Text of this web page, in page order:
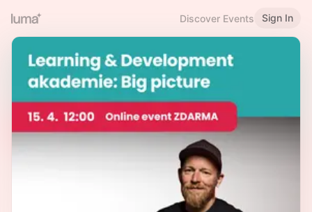
Discover Events Sign In